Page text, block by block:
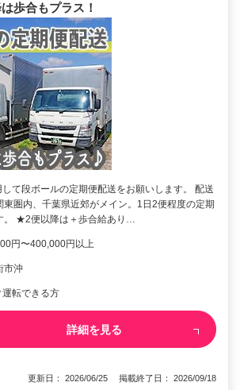
歩合もプラス！
て段ボールの定期便配送をお願いします。 配送
東圏内、千葉県近郊がメイン。1日2便程度の定期
。 ★2便以降は＋歩合給あり…
円〜400,000円以上
市沖
転できる方
詳細を見る
更新日： 2026/06/25 掲載終了日： 2026/09/18